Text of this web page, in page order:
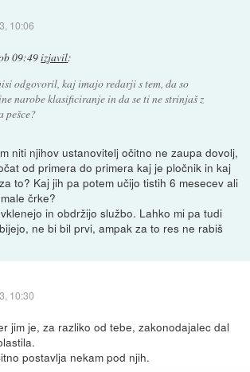
10:06
09:49izjavil:
odgovoril, kaj imajo redarji s tem, da so
narobe klasificiranje in da se ti ne strinjaš z
pešce?
niti njihov ustanovitelj očitno ne zaupa dovolj,
od primera do primera kaj je pločnik in kaj
to? Kaj jih pa potem učijo tistih 6 mesecev ali
črke?
in obdržijo službo. Lahko mi pa tudi
ne bi bil prvi, ampak za to res ne rabiš
10:30
jim je, za razliko od tebe, zakonodajalec dal
postavlja nekam pod njih.